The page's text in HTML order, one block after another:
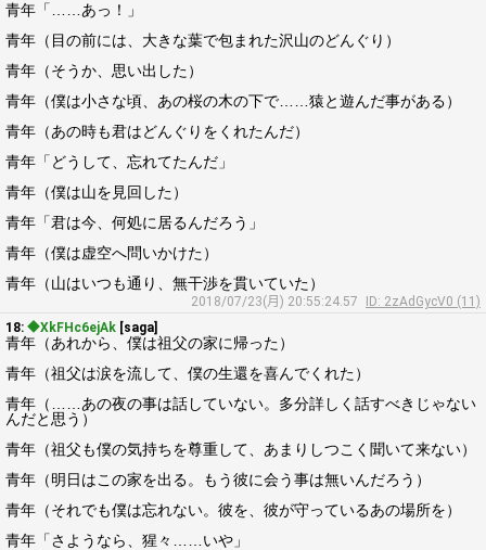
青年「……あっ！」
青年（目の前には、大きな葉で包まれた沢山のどんぐり）
青年（そうか、思い出した）
青年（僕は小さな頃、あの桜の木の下で……猿と遊んだ事がある）
青年（あの時も君はどんぐりをくれたんだ）
青年「どうして、忘れてたんだ」
青年（僕は山を見回した）
青年「君は今、何処に居るんだろう」
青年（僕は虚空へ問いかけた）
青年（山はいつも通り、無干渉を貫いていた）
2018/07/23(月) 20:55:24.57
ID: 2zAdGycV0 (11)
18: ◆XkFHc6ejAk [saga]
青年（あれから、僕は祖父の家に帰った）
青年（祖父は涙を流して、僕の生還を喜んでくれた）
青年（……あの夜の事は話していない。多分詳しく話すべきじゃない
んだと思う）
青年（祖父も僕の気持ちを尊重して、あまりしつこく聞いて来ない）
青年（明日はこの家を出る。もう彼に会う事は無いんだろう）
青年（それでも僕は忘れない。彼を、彼が守っているあの場所を）
青年「さようなら、猩々……いや」